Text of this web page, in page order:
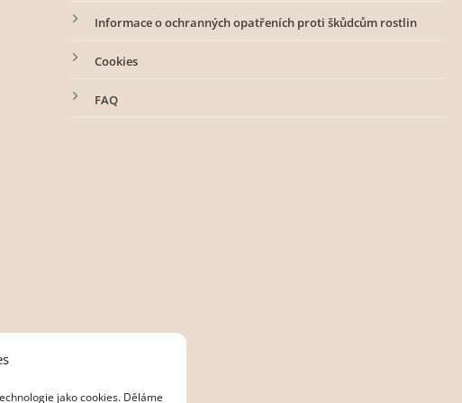
jako cookies. Děláme
Informace o ochranných opatřeních proti škůdcům rostlin
Cookies
FAQ